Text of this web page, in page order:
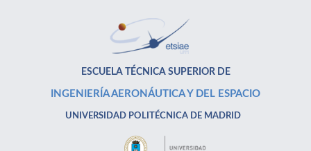
ESCUELA TÉCNICA SUPERIOR DE
INGENIERÍA AERONÁUTICA Y DEL ESPACIO
UNIVERSIDAD POLITÉCNICA DE MADRID